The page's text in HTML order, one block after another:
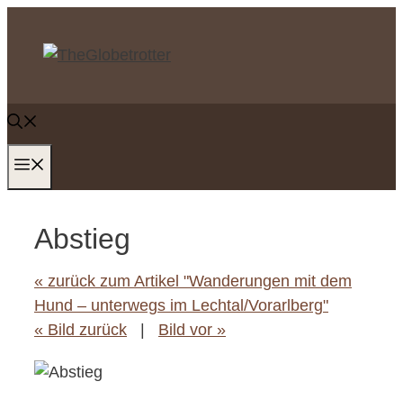
Inhalt
springen
Abstieg
« zurück zum Artikel "Wanderungen mit dem
Hund – unterwegs im Lechtal/Vorarlberg"
« Bild zurück
Bild vor »